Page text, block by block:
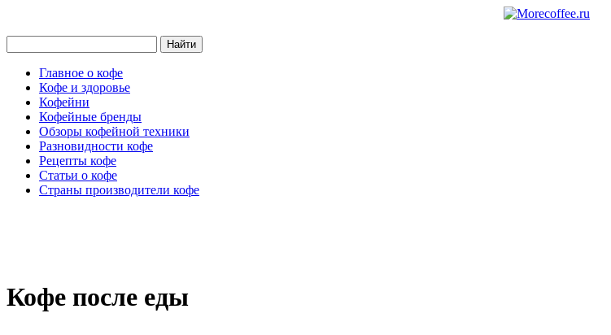
Главное о кофе
Кофе и здоровье
Кофейни
Кофейные бренды
Обзоры кофейной техники
Разновидности кофе
Рецепты кофе
Статьи о кофе
Страны производители кофе
Кофе после еды